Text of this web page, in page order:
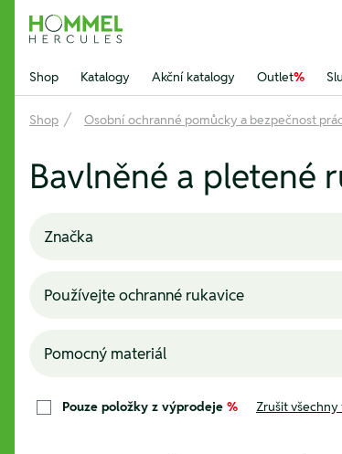
Hommel Hercules
Shop Katalogy Akční katalogy Outlet%
Shop Osobní ochranné pomůcky a bezpečnost
Bavlněné a pletené
Značka
Používejte ochranné rukavice
Pomocný materiál
Pouze položky z výprodeje % Zrušit